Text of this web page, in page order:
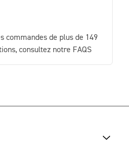
commandes de plus de 149
consultez notre FAQS